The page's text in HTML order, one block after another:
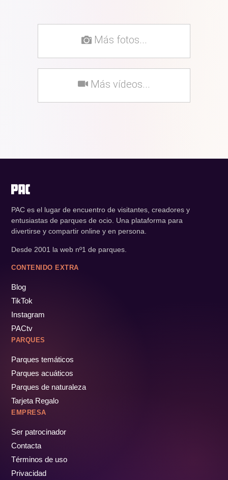
Más fotos...
Más vídeos...
PAC es el lugar de encuentro de visitantes, creadores y
entusiastas de parques de ocio. Una plataforma para
divertirse y compartir online y en persona.
Desde 2001 la web nº1 de parques.
CONTENIDO EXTRA
Blog
TikTok
Instagram
PACtv
PARQUES
Parques temáticos
Parques acuáticos
Parques de naturaleza
Tarjeta Regalo
EMPRESA
Ser patrocinador
Contacta
Términos de uso
Privacidad